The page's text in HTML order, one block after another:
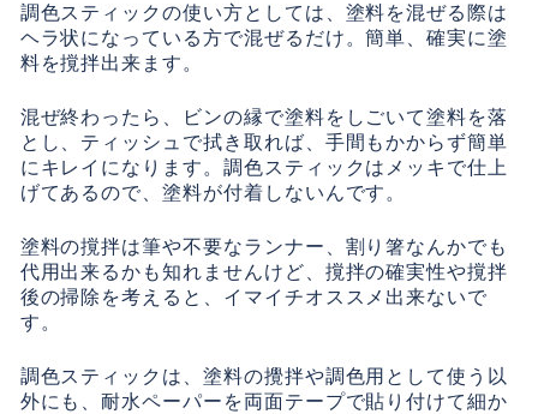
調色スティックの使い方としては、塗料を混ぜる際は
ヘラ状になっている方で混ぜるだけ。簡単、確実に塗
料を撹拌出来ます。
混ぜ終わったら、ビンの縁で塗料をしごいて塗料を落
とし、ティッシュで拭き取れば、手間もかからず簡単
にキレイになります。調色スティックはメッキで仕上
げてあるので、塗料が付着しないんです。
塗料の撹拌は筆や不要なランナー、割り箸なんかでも
代用出来るかも知れませんけど、撹拌の確実性や撹拌
後の掃除を考えると、イマイチオススメ出来ないで
す。
調色スティックは、塗料の攪拌や調色用として使う以
外にも、耐水ペーパーを両面テープで貼り付けて細か